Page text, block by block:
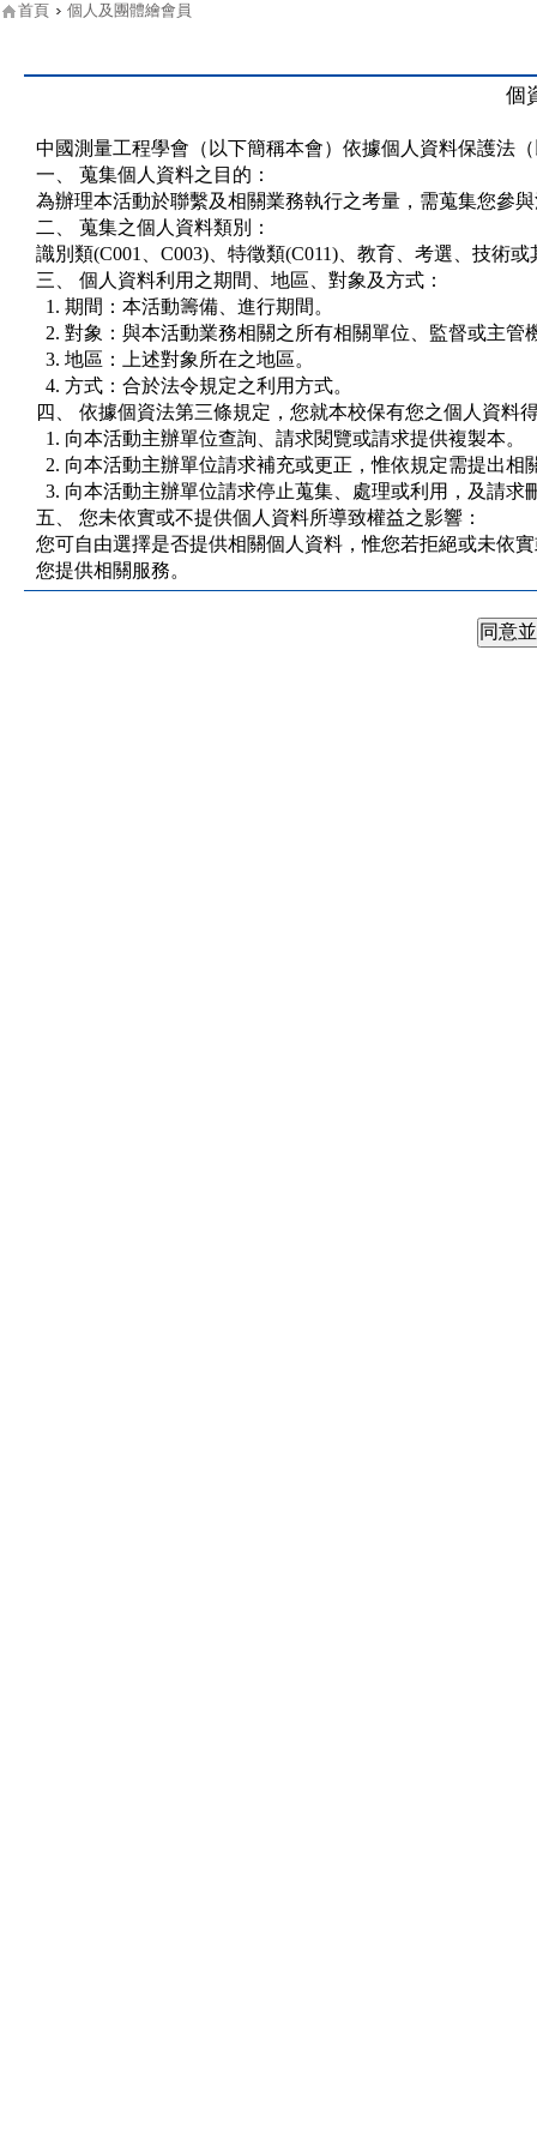
首頁 個人及團體繪會員
個
中國測量工程學會（以下簡稱本會）依據個人資料保護法
一、 蒐集個人資料之目的：
為辦理本活動於聯繫及相關業務執行之考量，需蒐集您參
二、 蒐集之個人資料類別：
識別類(C001、C003)、特徵類(C011)、教育、考選、技術或
三、 個人資料利用之期間、地區、對象及方式：
1. 期間：本活動籌備、進行期間。
2. 對象：與本活動業務相關之所有相關單位、監督或主管
3. 地區：上述對象所在之地區。
4. 方式：合於法令規定之利用方式。
四、 依據個資法第三條規定，您就本校保有您之個人資料
1. 向本活動主辦單位查詢、請求閱覽或請求提供複製本。
2. 向本活動主辦單位請求補充或更正，惟依規定需提出相
3. 向本活動主辦單位請求停止蒐集、處理或利用，及請求
五、 您未依實或不提供個人資料所導致權益之影響：
您可自由選擇是否提供相關個人資料，惟您若拒絕或未依
您提供相關服務。